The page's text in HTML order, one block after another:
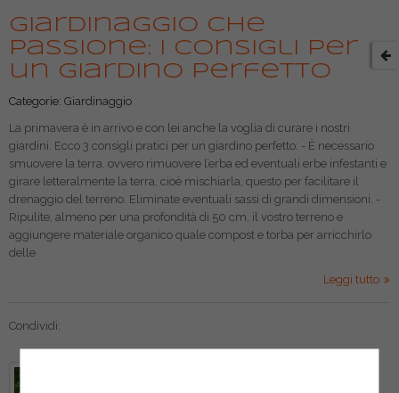
Giardinaggio che
Passione: i consigli per
un giardino perfetto
Categorie: Giardinaggio
La primavera è in arrivo e con lei anche la voglia di curare i nostri
giardini. Ecco 3 consigli pratici per un giardino perfetto: - È necessario
smuovere la terra, ovvero rimuovere l’erba ed eventuali erbe infestanti e
girare letteralmente la terra, cioè mischiarla, questo per facilitare il
drenaggio del terreno. Eliminate eventuali sassi di grandi dimensioni. -
Ripulite, almeno per una profondità di 50 cm, il vostro terreno e
aggiungere materiale organico quale compost e torba per arricchirlo
delle
Leggi tutto
Condividi: